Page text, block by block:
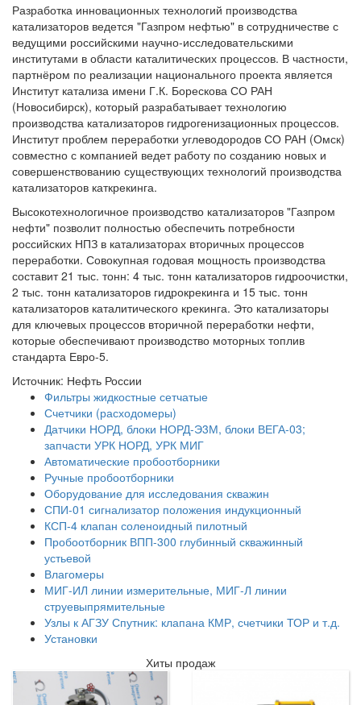
Разработка инновационных технологий производства
катализаторов ведется "Газпром нефтью" в сотрудничестве с
ведущими российскими научно-исследовательскими
институтами в области каталитических процессов. В частности,
партнёром по реализации национального проекта является
Институт катализа имени Г.К. Борескова СО РАН
(Новосибирск), который разрабатывает технологию
производства катализаторов гидрогенизационных процессов.
Институт проблем переработки углеводородов СО РАН (Омск)
совместно с компанией ведет работу по созданию новых и
совершенствованию существующих технологий производства
катализаторов каткрекинга.
Высокотехнологичное производство катализаторов "Газпром
нефти" позволит полностью обеспечить потребности
российских НПЗ в катализаторах вторичных процессов
переработки. Совокупная годовая мощность производства
составит 21 тыс. тонн: 4 тыс. тонн катализаторов гидроочистки,
2 тыс. тонн катализаторов гидрокрекинга и 15 тыс. тонн
катализаторов каталитического крекинга. Это катализаторы
для ключевых процессов вторичной переработки нефти,
которые обеспечивают производство моторных топлив
стандарта Евро-5.
Источник: Нефть России
Фильтры жидкостные сетчатые
Счетчики (расходомеры)
Датчики НОРД, блоки НОРД-Э3М, блоки ВЕГА-03;
запчасти УРК НОРД, УРК МИГ
Автоматические пробоотборники
Ручные пробоотборники
Оборудование для исследования скважин
СПИ-01 сигнализатор положения индукционный
КСП-4 клапан соленоидный пилотный
Пробоотборник ВПП-300 глубинный скважинный
устьевой
Влагомеры
МИГ-ИЛ линии измерительные, МИГ-Л линии
струевыпрямительные
Узлы к АГЗУ Спутник: клапана КМР, счетчики ТОР и т.д.
Установки
Хиты продаж